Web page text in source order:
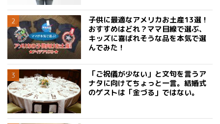
子供に最適なアメリカお土産13選！
おすすめはどれ？ママ目線で選ぶ、
キッズに喜ばれそうな品を本気で選
んでみた！
「ご祝儀が少ない」と文句を言うア
ナタに向けてちょっと一言。結婚式
のゲストは「金づる」ではない。